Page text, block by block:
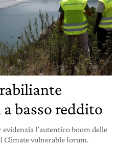
basso reddito
l’autentico boom delle
Climate vulnerable forum.